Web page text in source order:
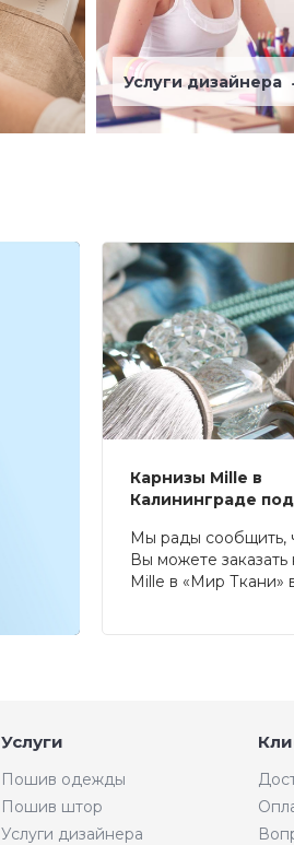
Услуги дизайнера
Карнизы Mille в
Калининграде под
Мы рады сообщить,
Вы можете заказать
Mille в «Мир Ткани»
Услуги
Пошив одежды
Пошив штор
Услуги дизайнера